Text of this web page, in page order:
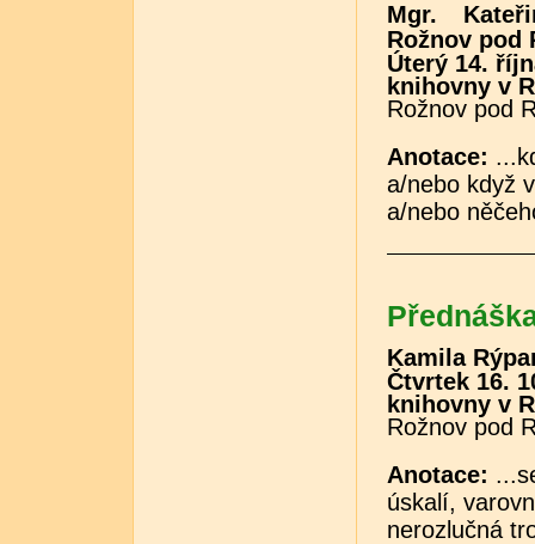
Mgr.
Rožnov pod
Úterý 14.
knihovny v
Rožnov pod
Anotace:
a/nebo když
a/nebo
Kamila
Čtvrtek 16.
knihovny v
Rožnov pod
Anotace:
úskalí,
nerozlučná